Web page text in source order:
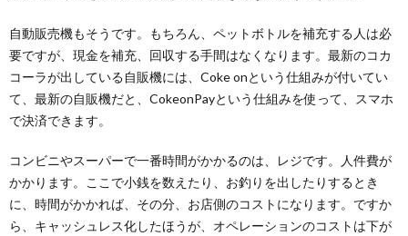
自動販売機もそうです。もちろん、ペットボトルを補充する人は必
要ですが、現金を補充、回収する手間はなくなります。最新のコカ
コーラが出している自販機には、Coke onという仕組みが付いてい
て、最新の自販機だと、CokeonPayという仕組みを使って、スマホ
で決済できます。
コンビニやスーパーで一番時間がかかるのは、レジです。人件費が
かかります。ここで小銭を数えたり、お釣りを出したりするとき
に、時間がかかれば、その分、お店側のコストになります。ですか
ら、キャッシュレス化したほうが、オペレーションのコストは下が